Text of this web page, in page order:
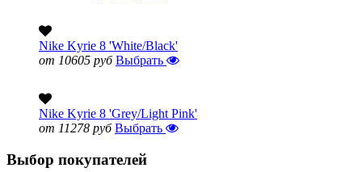
Nike Kyrie 8 'White/Black'
от 10605 руб Выбрать
Nike Kyrie 8 'Grey/Light Pink'
от 11278 руб Выбрать
Выбор покупателей